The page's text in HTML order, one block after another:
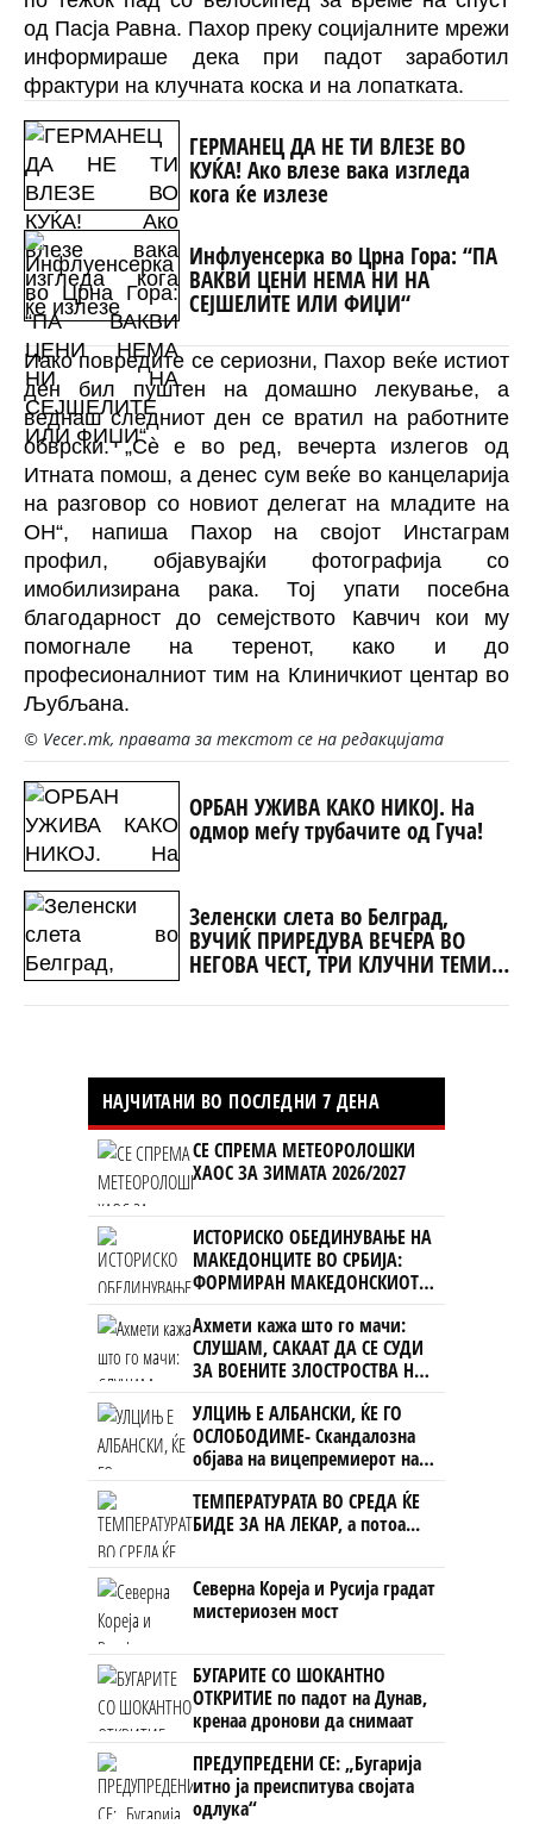
од Пасја Равна. Пахор преку социјалните мрежи
информираше дека при падот заработил
фрактури на клучната коска и на лопатката.
ГЕРМАНЕЦ ДА НЕ ТИ ВЛЕЗЕ ВО
КУЌА! Ако влезе вака изгледа
кога ќе излезе
Инфлуенсерка во Црна Гора: “ПА
ВАКВИ ЦЕНИ НЕМА НИ НА
СЕЈШЕЛИТЕ ИЛИ ФИЏИ“
Иако повредите се сериозни, Пахор веќе истиот
ден бил пуштен на домашно лекување, а
веднаш следниот ден се вратил на работните
обврски. „Сè е во ред, вечерта излегов од
Итната помош, а денес сум веќе во канцеларија
на разговор со новиот делегат на младите на
ОН“, напиша Пахор на својот Инстаграм
профил, објавувајќи фотографија со
имобилизирана рака. Тој упати посебна
благодарност до семејството Кавчич кои му
помогнале на теренот, како и до
професионалниот тим на Клиничкиот центар во
Љубљана.
© Vecer.mk, правата за текстот се на редакцијата
ОРБАН УЖИВА КАКО НИКОЈ. На
одмор меѓу трубачите од Гуча!
Зеленски слета во Белград,
ВУЧИЌ ПРИРЕДУВА ВЕЧЕРА ВО
НЕГОВА ЧЕСТ, ТРИ КЛУЧНИ ТЕМИ
ЗА РАЗГОВОР (ФОТО+ВИДЕО)
НАЈЧИТАНИ ВО ПОСЛЕДНИ 7 ДЕНА
СЕ СПРЕМА МЕТЕОРОЛОШКИ
ХАОС ЗА ЗИМАТА 2026/2027
ИСТОРИСКО ОБЕДИНУВАЊЕ НА
МАКЕДОНЦИТЕ ВО СРБИЈА:
ФОРМИРАН МАКЕДОНСКИОТ
НАЦИОНАЛЕН СОЈУЗ
Ахмети кажа што го мачи:
СЛУШАМ, САКААТ ДА СЕ СУДИ
ЗА ВОЕНИТЕ ЗЛОСТРОСТВА НА
УЧК...
УЛЦИЊ Е АЛБАНСКИ, ЌЕ ГО
ОСЛОБОДИМЕ- Скандалозна
објава на вицепремиерот на
Црна Гора
ТЕМПЕРАТУРАТА ВО СРЕДА ЌЕ
БИДЕ ЗА НА ЛЕКАР, а потоа...
Северна Кореја и Русија градат
мистериозен мост
БУГАРИТЕ СО ШОКАНТНО
ОТКРИТИЕ по падот на Дунав,
кренаа дронови да снимаат
ПРЕДУПРЕДЕНИ СЕ: „Бугарија
итно ја преиспитува својата
одлука“